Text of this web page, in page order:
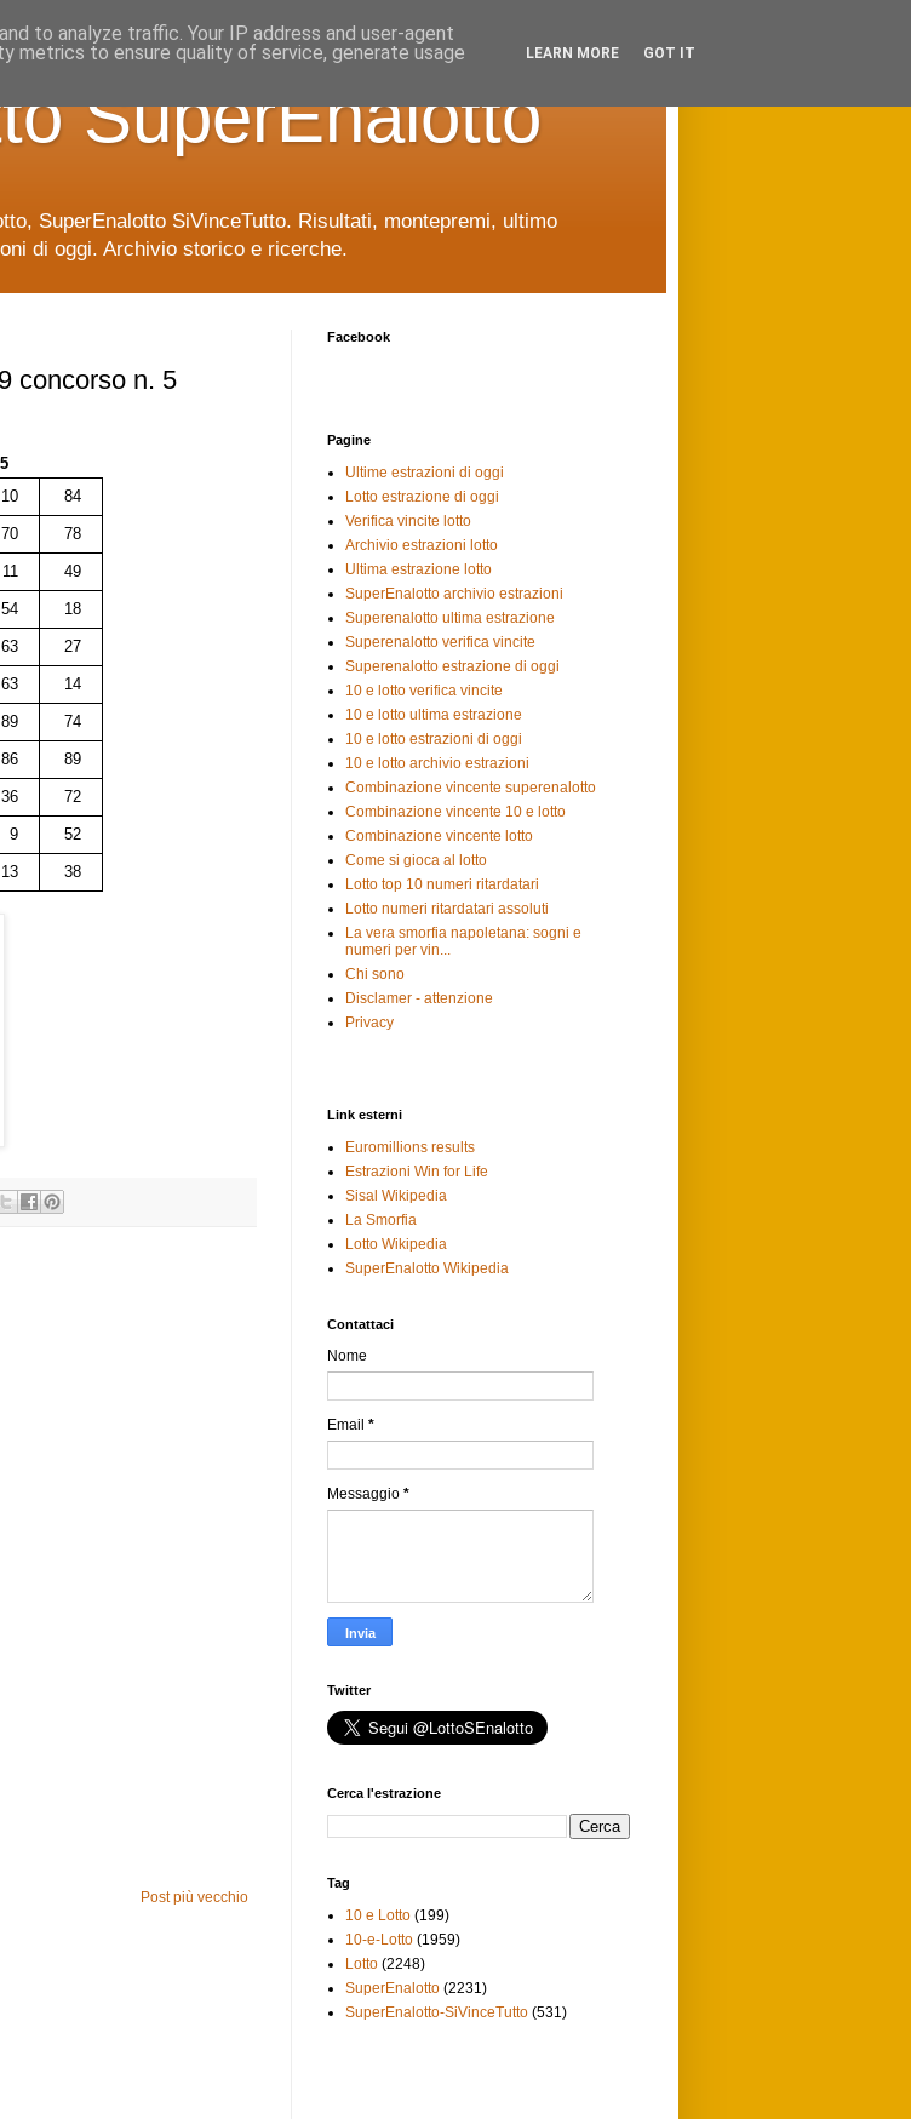
SuperEnalotto
SuperEnalotto SiVinceTutto. Risultati, montepremi, ultimo
di oggi. Archivio storico e ricerche.
concorso n. 5
5
10 84
70 78
11 49
54 18
63 27
63 14
89 74
86 89
36 72
9 52
13 38
Post più vecchio
Facebook
Pagine
Ultime estrazioni di oggi
Lotto estrazione di oggi
Verifica vincite lotto
Archivio estrazioni lotto
Ultima estrazione lotto
SuperEnalotto archivio estrazioni
Superenalotto ultima estrazione
Superenalotto verifica vincite
Superenalotto estrazione di oggi
10 e lotto verifica vincite
10 e lotto ultima estrazione
10 e lotto estrazioni di oggi
10 e lotto archivio estrazioni
Combinazione vincente superenalotto
Combinazione vincente 10 e lotto
Combinazione vincente lotto
Come si gioca al lotto
Lotto top 10 numeri ritardatari
Lotto numeri ritardatari assoluti
La vera smorfia napoletana: sogni e
numeri per vin...
Chi sono
Disclamer - attenzione
Privacy
Link esterni
Euromillions results
Estrazioni Win for Life
Sisal Wikipedia
La Smorfia
Lotto Wikipedia
SuperEnalotto Wikipedia
Contattaci
Nome
Email *
Messaggio *
Twitter
Cerca l'estrazione
Tag
10 e Lotto (199)
10-e-Lotto (1959)
Lotto (2248)
SuperEnalotto (2231)
SuperEnalotto-SiVinceTutto (531)
to analyze traffic. Your IP address and user-agent
metrics to ensure quality of service, generate usage
LEARN MORE GOT IT